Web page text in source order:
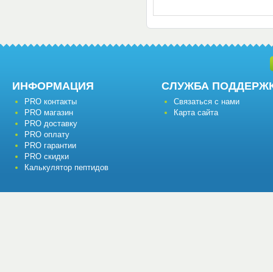
ИНФОРМАЦИЯ
PRO контакты
PRO магазин
PRO доставку
PRO оплату
PRO гарантии
PRO скидки
Калькулятор пептидов
СЛУЖБА
Связаться с нами
Карта сайта